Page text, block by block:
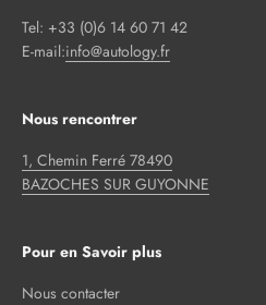
Tel: +33 (0)6 14 60 71 42
E-mail:info@autology.fr
Nous rencontrer
1, Chemin Ferré 78490
BAZOCHES SUR GUYONNE
Pour en Savoir plus
Nous contacter